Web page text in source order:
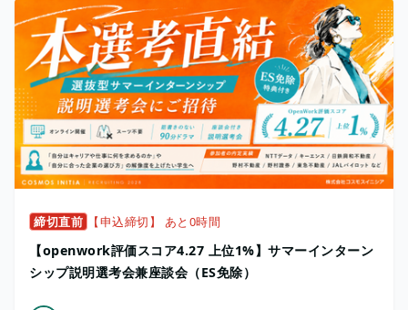
締切直前 【申込締切】 あと0時間
【openwork評価スコア4.27 上位1%】サマーインターン
シップ説明選考会兼座談会（ES免除）